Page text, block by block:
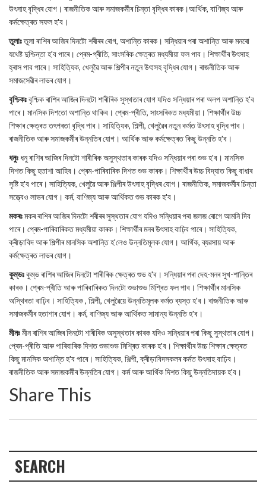
উৎসাহ বৃদ্ধিৰ যোগ। ৰাজনীতিক আৰু সমাজকৰ্মীৰ চিন্তা বৃদ্ধিৰ কাৰক।আৰ্থিক, বাণিজ্য আৰু
কৰ্মক্ষেত্ৰত সফল হ'ব।
তুলাঃতুলা ৰাশিৰ আজিৰ দিনটো শৰীৰৰ ৰোগ, অশান্তি কাৰক। সন্ধিয়াৰ পৰা অশান্তি আৰু মনৰো
যথেষ্ট দুশ্চিন্তা হ'ব পাৰে। প্ৰেম-প্ৰীতি, সাংসৰিক ক্ষেত্ৰত মধ্যমীয়া ফল পাব। শিক্ষাৰ্থীৰ উৎসাহ
হ্ৰাস পাব পাৰে। সাহিত্যিক, খেলুৱৈ আৰু শিল্পীৰ নতুন উৎাসহ বৃদ্ধিৰ যোগ। ৰাজনীতিক আৰু
সমাজসেৱীৰ লাভৰ যোগ।
বৃশ্চিকঃবৃশ্চিক ৰাশিৰ আজিৰ দিনটো শাৰীৰিক সুস্থতাৰ যোগ যদিও সন্ধিয়াৰ পৰা অলপ অশান্তি হ'ব
পাৰে। মানসিক দিশতো অশান্তি থাকিব। প্ৰেম-প্ৰীতি, সাংসৰিকত মধ্যমীয়া। শিক্ষাৰ্থীৰ উচ্চ
শিক্ষাৰ ক্ষেত্ৰত তৎপৰতা বৃদ্ধি পাব। সাহিত্যিক, শিল্পী, খেলুৱৈৰ নতুন কৰ্মত উৎসাহ বৃদ্ধি পাব।
ৰাজনীতিক আৰু সমাজকৰ্মীৰ উন্নতিৰ যোগ। আৰ্থিক আৰু কৰ্মক্ষেত্ৰত কিছু উন্নতি হ'ব।
ধনুঃ ধনু ৰাশিৰ আজিৰ দিনটো শাৰীৰিক অসুস্থতাৰ কাৰক যদিও সন্ধিয়াৰ পৰা শুভ হ'ব। মানসিক
দিশত কিছু হতাশা আহিব। প্ৰেম-পাৰিবাৰিক দিশত শুভ কাৰক। শিক্ষাৰ্থীৰ উচ্চ বিদ্যাত কিছু বাধাৰ
সৃষ্টি হ'ব পাৰে। সাহিত্যিক, খেলুৱৈ আৰু শিল্পীৰ উৎসাহ বৃদ্ধিৰ যোগ। ৰাজনীতিক, সমাজকৰ্মীৰ চিন্তা
সত্ত্বেও লাভৰ যোগ। কৰ্ম, বাণিজ্য আৰু আৰ্থিকত শুভ কাৰক হ'ব।
মকৰঃমকৰ ৰাশিৰ আজিৰ দিনটো শৰীৰৰ সুস্থতাৰ যোগ যদিও সন্ধিয়াৰ পৰা জলজ ৰোগে আমনি দিব
পাৰে। প্ৰেম-পাৰিবাৰিকত মধ্যমীয়া কাৰক। শিক্ষাৰ্থীৰ মনৰ উৎসাহ বাঢ়িব পাৰে। সাহিত্যিক,
ক্ৰীড়াবিদ আৰু শিল্পীৰ মানসিক অশান্তি হ'লেও উন্নতিমূলক যোগ। আৰ্থিক, ব্যৱসায় আৰু
কৰ্মক্ষেত্ৰত লাভৰ যোগ।
কুম্ভঃকুম্ভ ৰাশিৰ আজিৰ দিনটো শাৰীৰিক ক্ষেত্ৰত শুভ হ'ব। সন্ধিয়াৰ পৰা দেহ-মনৰ সুখ-শান্তিৰ
কাৰক। প্ৰেম-প্ৰীতি আৰু পাৰিবাৰিকত দিনটো শুভাশুভ মিশ্ৰিত ফল পাব। শিক্ষাৰ্থীৰ মানসিক
অস্থিৰতা বাঢ়িব। সাহিত্যিক , শিল্পী, খেলুৱৈয়ে উন্নতিমূলক কৰ্মত ব্যস্ত হ'ব। ৰাজনীতিক আৰু
সমাজকৰ্মীৰ হতাশাৰ যোগ। কৰ্ম, বাণিজ্য আৰু আৰ্থিকত সামান্য উন্নতি হ'ব।
মীনঃমীন ৰাশিৰ আজিৰ দিনটো শাৰীৰিক অসুস্থতাৰ কাৰক যদিও সন্ধিয়াৰ পৰা কিছু সুস্থতাৰ যোগ।
প্ৰেম-প্ৰীতি আৰু পাৰিবাৰিক দিশত শুভাশুভ মিশ্ৰিত কাৰক হ'ব। শিক্ষাৰ্থীৰ উচ্চ শিক্ষাৰ ক্ষেত্ৰত
কিছু মানসিক অশান্তি হ'ব পাৰে। সাহিত্যিক, শিল্পী, ক্ৰীড়াবিদসকলৰ কৰ্মত উৎসাহ বাঢ়িব।
ৰাজনীতিক আৰু সমাজকৰ্মীৰ উন্নতিৰ যোগ। কৰ্ম আৰু আৰ্থিক দিশত কিছু উন্নতিদায়ক হ'ব।
Share This
SEARCH